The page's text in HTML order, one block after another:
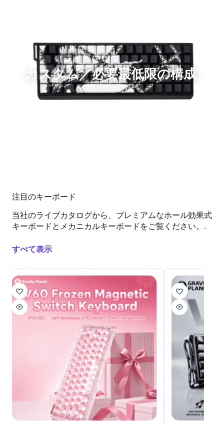
カスタム／必要最低限の構成
注目のキーボード
当社のライブカタログから、プレミアムなホール効果式
キーボードとメカニカルキーボードをご覧ください。.
すべて表示